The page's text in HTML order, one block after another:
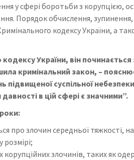
у сфері боротьби з корупцією,
Порядок обчислення,
кодексу України, а
кодексу України, він
кримінальний закон, –
підвищеної суспільної
в цій сфері є значними”.
про злочин середньої тяжкості,
розмірі;
корупційних злочинів, таких як